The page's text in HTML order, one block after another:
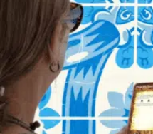
RESERVAR AHORA